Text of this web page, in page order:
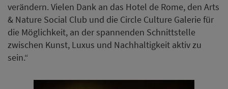
verändern. Vielen Dank an das Hotel de Rome, den Arts
& Nature Social Club und die Circle Culture Galerie für
die Möglichkeit, an der spannenden Schnittstelle
zwischen Kunst, Luxus und Nachhaltigkeit aktiv zu
sein.“